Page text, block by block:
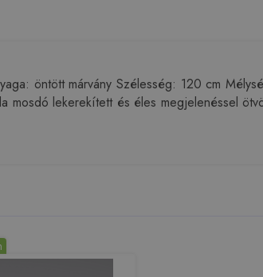
öntött márvány Szélesség: 120 cm
mosdó lekerekített és éles megjelenéssel